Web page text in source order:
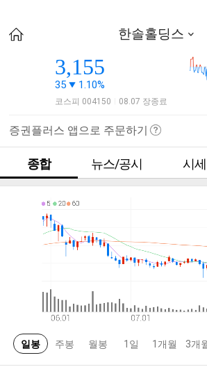
한솔홀딩스
3,155
35 1.10%
코스피 004150 08.07 장종료
증권플러스 앱으로 주문하기
종합 뉴스/공시 시세
일봉 주봉 월봉 1일 1개월 3개